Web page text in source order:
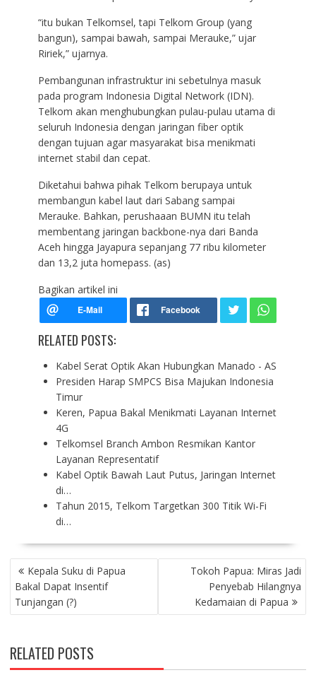
“itu bukan Telkomsel, tapi Telkom Group (yang
bangun), sampai bawah, sampai Merauke,” ujar
Ririek,” ujarnya.
Pembangunan infrastruktur ini sebetulnya masuk
pada program Indonesia Digital Network (IDN).
Telkom akan menghubungkan pulau-pulau utama di
seluruh Indonesia dengan jaringan fiber optik
dengan tujuan agar masyarakat bisa menikmati
internet stabil dan cepat.
Diketahui bahwa pihak Telkom berupaya untuk
membangun kabel laut dari Sabang sampai
Merauke. Bahkan, perushaaan BUMN itu telah
membentang jaringan backbone-nya dari Banda
Aceh hingga Jayapura sepanjang 77 ribu kilometer
dan 13,2 juta homepass. (as)
Bagikan artikel ini
RELATED POSTS:
Kabel Serat Optik Akan Hubungkan Manado - AS
Presiden Harap SMPCS Bisa Majukan Indonesia
Timur
Keren, Papua Bakal Menikmati Layanan Internet
4G
Telkomsel Branch Ambon Resmikan Kantor
Layanan Representatif
Kabel Optik Bawah Laut Putus, Jaringan Internet
di…
Tahun 2015, Telkom Targetkan 300 Titik Wi-Fi
di…
P
O
S
T
A
V
Kepala Suku di Papua
Bakal Dapat Insentif
Tunjangan (?)
Tokoh Papua: Miras Jadi
Penyebab Hilangnya
Kedamaian di Papua
RELATED POSTS